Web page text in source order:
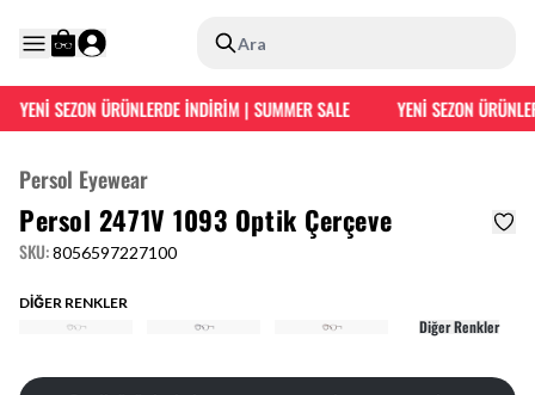
Ara
YENİ SEZON ÜRÜNLERDE İNDİRİM | SUMMER SALE YENİ SEZON
Persol Eyewear
Persol 2471V 1093 Optik Çerçeve
SKU:8056597227100
DİĞER RENKLER
Diğer Renkler